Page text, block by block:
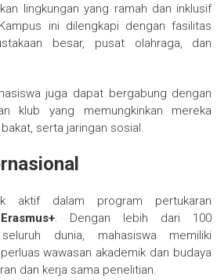
lingkungan yang ramah dan inklusif
ini dilengkapi dengan fasilitas
besar, pusat olahraga, dan
juga dapat bergabung dengan
klub yang memungkinkan mereka
serta jaringan sosial.
aktif dalam program pertukaran
Erasmus+. Dengan lebih dari 100
dunia, mahasiswa memiliki
wawasan akademik dan budaya
dan kerja sama penelitian.